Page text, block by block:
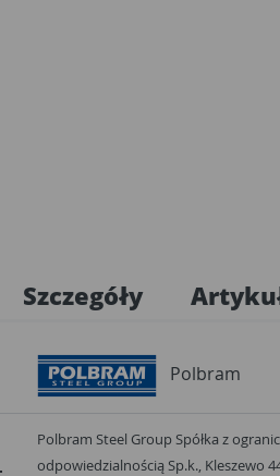
Szczegóły
Polbram
Polbram Steel Group Spółka z
odpowiedzialnością Sp.k., Kleszewo